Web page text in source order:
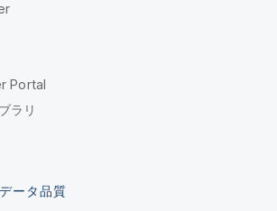
Portal
ラリ
ータ品質